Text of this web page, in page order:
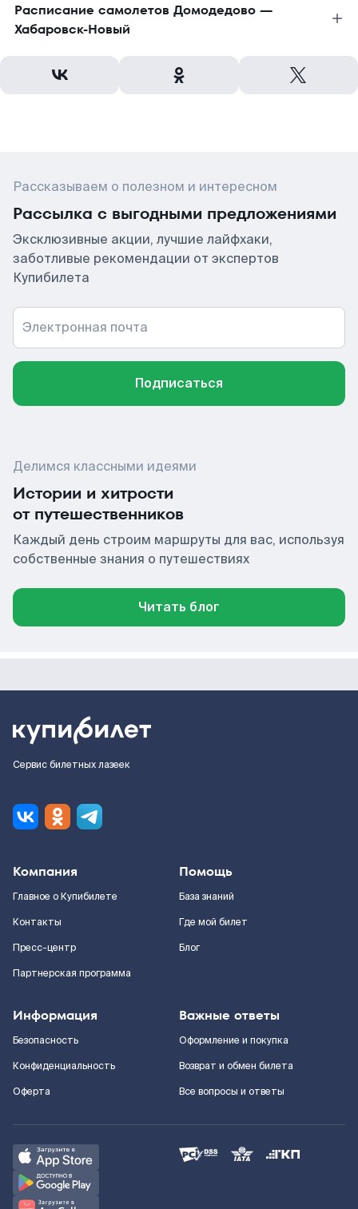
Расписание самолетов Домодедово —
Хабаровск-Новый
Рассказываем о полезном и интересном
Рассылка с выгодными предложениями
Эксклюзивные акции, лучшие лайфхаки,
заботливые рекомендации от экспертов
Купибилета
Электронная почта
Подписаться
Делимся классными идеями
Истории и хитрости
от путешественников
Каждый день строим маршруты для вас, используя
собственные знания о путешествиях
Читать блог
Сервис билетных лазеек
Компания
Главное о Купибилете
Контакты
Пресс-центр
Партнерская программа
Помощь
База знаний
Где мой билет
Блог
Информация
Безопасность
Конфиденциальность
Оферта
Важные ответы
Оформление и покупка
Возврат и обмен билета
Все вопросы и ответы